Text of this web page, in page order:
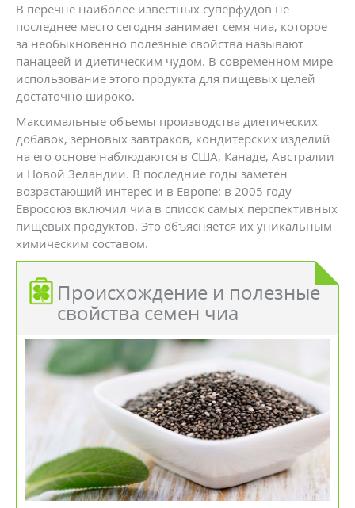
В перечне наиболее известных суперфудов не
последнее место сегодня занимает семя чиа, которое
за необыкновенно полезные свойства называют
панацеей и диетическим чудом. В современном мире
использование этого продукта для пищевых целей
достаточно широко.
Максимальные объемы производства диетических
добавок, зерновых завтраков, кондитерских изделий
на его основе наблюдаются в США, Канаде, Австралии
и Новой Зеландии. В последние годы заметен
возрастающий интерес и в Европе: в 2005 году
Евросоюз включил чиа в список самых перспективных
пищевых продуктов. Это объясняется их уникальным
химическим составом.
Происхождение и полезные
свойства семен чиа